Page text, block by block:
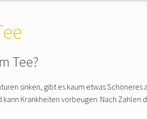
Tee?
sinken, gibt es kaum etwas Schöneres
Krankheiten vorbeugen. Nach Zahlen